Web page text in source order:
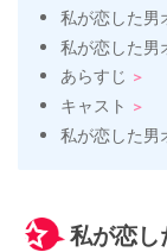
私が恋した男
私が恋した男
あらすじ
キャスト
私が恋した男
私が恋